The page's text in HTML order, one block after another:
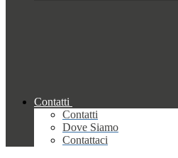
Contatti
Contatti
Dove Siamo
Contattaci